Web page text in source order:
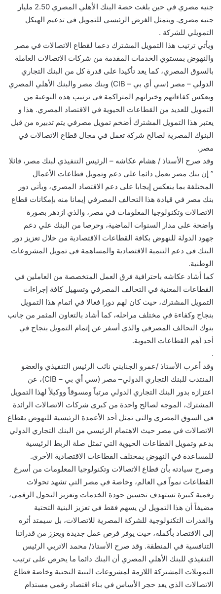
جنيه مصري في حين بلغت حصة البنك الأهلي المصري 2.50 مليار
جنيه مصري. ويتمثل الغرض الرئيسي للتمويل في تدعيم الهيكل
التمويلي للشركة .
ويأتي ترتيب هذا التمويل المشترك دعما لقطاع الاتصالات في مصر
والنهوض بمستوي الخدمات المقدمة من شركات الاتصالات العاملة
بالسوق المصري، كما يعد تأكيدا على قدرة كل من البنك التجاري
الدولي – مصر (سي أي بي – CIB) وبنك مصر والبنك الأهلي المصري
ويعكس كفاءاتهم وخبراتهم المتراكمة في ترتيب هذه النوعية من
التمويل للعديد من القطاعات الحيوية في الاقتصاد المصري. هذا و
يعتبر هذا التمويل المشترك أضخم تمويل مصرفي يتم تدبيره من قبل
البنوك المصرية لصالح شركة تعمل في مجال قطاع الاتصالات في
مصر.
وقد صرح الأستاذ / هشام عكاشه – الرئيس التنفيذي لبنك مصر، قائلا
” إن بنك مصر يعمل دائما علي دعم وتمويل قطاعات الأعمال
المختلفة بما ينعكس إيجابا على دعم الاقتصاد المصري، ويأتي دور
بنك مصر في قيادة هذا التحالف المصرفي إيمانا منه بإمكانات قطاع
الاتصالات وتكنولوجيا المعلومات في مصر، والذي ازدهر بصورة
واضحة على مدار السنوات الماضية، وحرصا من البنك علي دعم
جهود الدولة للنهوض بكافة القطاعات الاقتصادية من خلال تعزيز دور
البنك في دعم التنمية الاقتصادية والمساهمة في تمويل المشروعات
الوطنية.
كما أشاد عكاشه باحترافية فرق العمل المتخصصة من العاملين في
القطاعات المعنية في التحالف المصرفي وتسهيل كافة إجراءات
التمويل المشترك، حيث كان لهم دورا فعالا في اتمام هذا التمويل
بنجاح وكفاءة في مختلف مراحله، كما أشاد بالتعاون المثمر من جانب
بنوك التحالف المصرفي والذي أسفر عن إتمام التمويل بنجاح في
أحد أهم القطاعات الحيوية.
.
وقد أعرب الأستاذ /عمرو الجنايني نائب الرئيس التنفيذي والعضو
المنتدب للبنك التجاري الدولي– مصر (سي أي بي – CIB)، عن
اعتزازه بدور البنك التجاري الدولي مرتباً ومسوقاً ووكيلاً لهذا التمويل
المشترك، الموجه لصالح واحدة من كبرى شركات الاتصالات الرائدة
في السوق المصري والتي تمثل أحد الأعمدة الرئيسية للنهوض بقطاع
الاتصالات في مصر حيث الاهتمام الرئيسي من البنك التجاري الدولي
بدعم وتمويل القطاعات الحيوية التي تمثل صلة الربط الرئيسية
للمساعدة في النهوض بمختلف القطاعات الاقتصادية الأخرى.
وصرح سيادته بأن قطاع الاتصالات وتكنولوجيا المعلومات من أسرع
القطاعات نمواً في العالم، وخاصة في مصر التي تشهد تحولات
رقمية كبيرة تستهدف تحسين جودة الخدمات وتعزيز التحول الرقمي،
مضيفاً أن هذا التمويل لن يسهم فقط في تعزيز البنية التحتية
والقدرات التكنولوجية للشركة المصرية للاتصالات، بل سيمتد أثره
إلى الاقتصاد بأكمله، حيث يوفر فرص عمل جديدة ويعزز من قدراتنا
التنافسية في المنطقة. وقد صرح الأستاذ/ محمد الاتربي الرئيس
التنفيذي للبنك الأهلي المصري أن البنك دائما ما يحرص على ترتيب
التمويلات المشتركة اللازمة لمشروعات البنية التحتية وخاصة قطاع
الاتصالات الذي يعد حجر الأساس في بناء اقتصاد رقمي مستدام